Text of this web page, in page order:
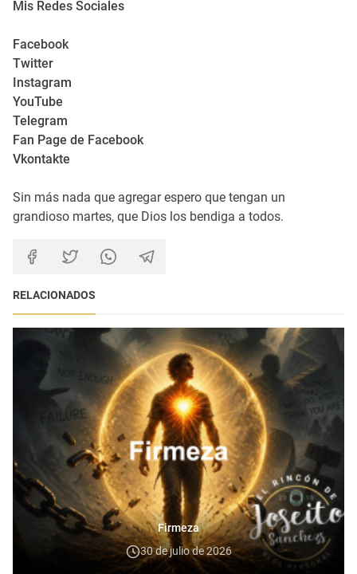
Mis Redes Sociales
Facebook
Twitter
Instagram
YouTube
Telegram
Fan Page de Facebook
Vkontakte
Sin más nada que agregar espero que tengan un
grandioso martes, que Dios los bendiga a todos.
RELACIONADOS
Firmeza
30 de julio de 2026